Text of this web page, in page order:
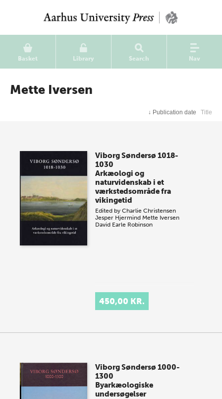
Basket Library Search Nav
Mette Iversen
↓ Publication date Title
Viborg Søndersø 1018-
1030
Arkæologi og
naturvidenskab i et
værkstedsområde fra
vikingetid
Edited byCharlie Christensen
Jesper Hjermind Mette Iversen
David Earle Robinson
450,00 KR.
Viborg Søndersø 1000-
1300
Byarkæologiske
undersøgelser